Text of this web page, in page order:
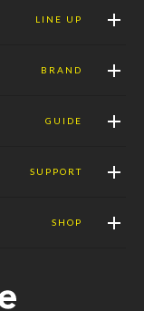
LINE UP
BRAND
GUIDE
SUPPORT
SHOP